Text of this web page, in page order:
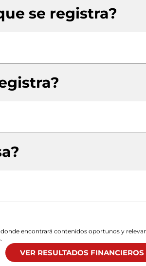
se registra?
encontrará contenidos oportunos y
VER RESULTADOS FINANCIEROS